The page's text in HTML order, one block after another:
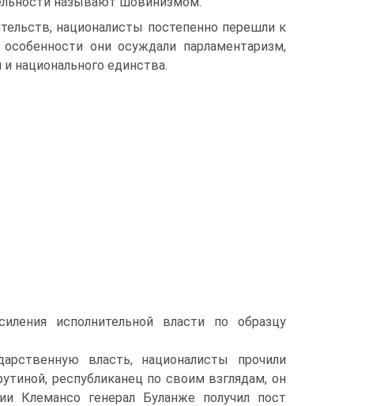
националисты постепенно перешли к
они осуждали парламентаризм,
национального единства.
исполнительной власти по образцу
власть, националисты прочили
республиканец по своим взглядам, он
Клемансо генерал Буланже получил пост